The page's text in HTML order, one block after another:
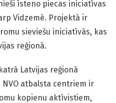
īsteno piecas iniciatīvas
Vidzemē. Projektā ir
sieviešu iniciatīvās, kas
reģionā.
Latvijas reģionā
atbalsta centriem ir
kopienu aktīvistiem,